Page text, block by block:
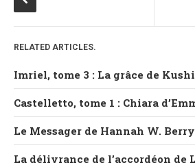
RELATED ARTICLES.
Le Messager de Hannah W. Berry